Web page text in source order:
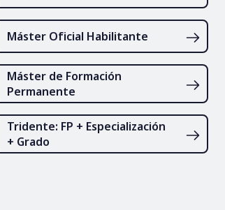
Máster Oficial Habilitante
Máster de Formación
Permanente
Tridente: FP + Especialización
+ Grado